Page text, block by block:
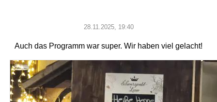
28.11.2025, 19:40
Auch das Programm war super. Wir haben viel gelacht!